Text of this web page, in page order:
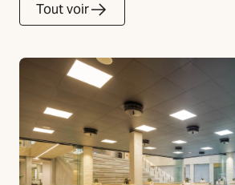
Tout voir